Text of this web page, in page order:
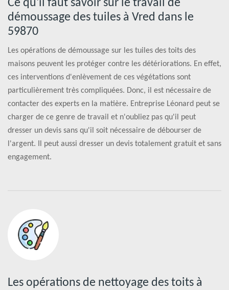
Ce qu'il faut savoir sur le travail de
démoussage des tuiles à Vred dans le
59870
Les opérations de démoussage sur les tuiles des toits des
maisons peuvent les protéger contre les détériorations. En effet,
ces interventions d'enlèvement de ces végétations sont
particulièrement très compliquées. Donc, il est nécessaire de
contacter des experts en la matière. Entreprise Léonard peut se
charger de ce genre de travail et n'oubliez pas qu'il peut
dresser un devis sans qu'il soit nécessaire de débourser de
l'argent. Il peut aussi dresser un devis totalement gratuit et sans
engagement.
Les opérations de nettoyage des toits à